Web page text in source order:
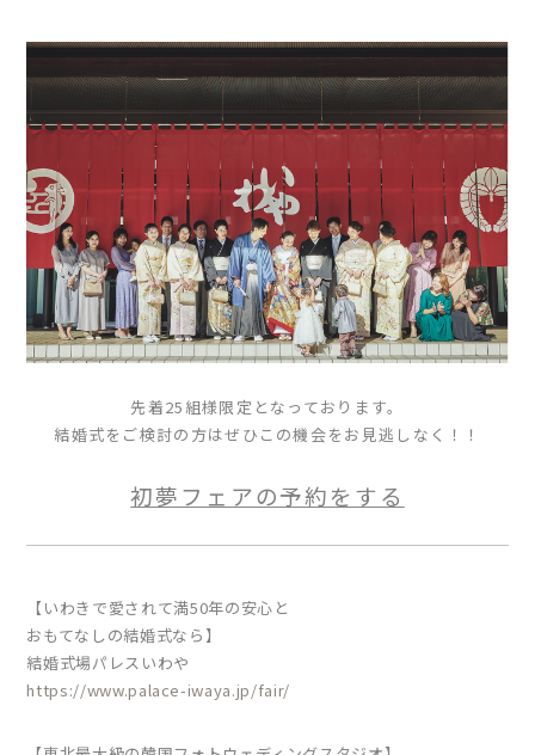
先着25組様限定となっております。
結婚式をご検討の方はぜひこの機会をお見逃しなく！！
初夢フェアの予約をする
【いわきで愛されて満50年の安心と
おもてなしの結婚式なら】
結婚式場パレスいわや
https://www.palace-iwaya.jp/fair/